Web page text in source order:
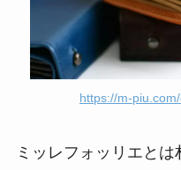
https://m-
ミッレフォッリエと